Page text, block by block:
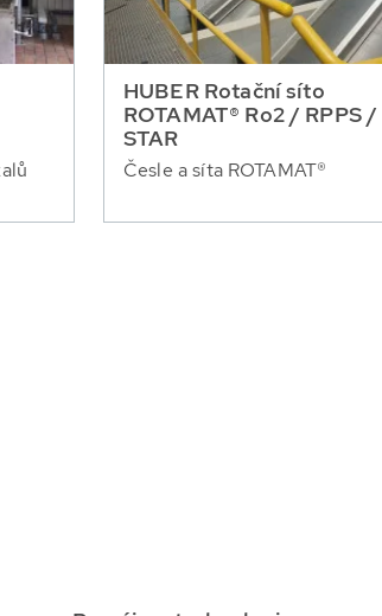
HUBER Rotační síto
ROTAMAT® Ro2 / RPPS /
STAR
Česle a síta ROTAMAT®